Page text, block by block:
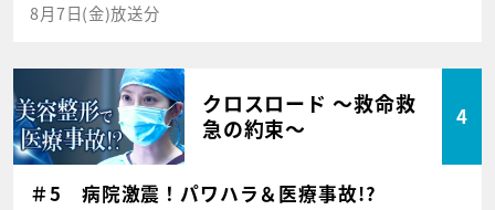
8月7日(金)放送分
クロスロード ～救命救
急の約束～
4
＃5 病院激震！パワハラ＆医療事故!?